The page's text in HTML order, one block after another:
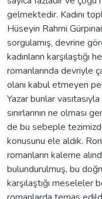
gelmektedir. Kadını
Hüseyin Rahmi
sorgulamış, devrine
kadınların karşılaştığı
romanlarında devriyle
olanı kabul etmeyen
Yazar bunlar
sınırlarının ne olması
de bu sebeple
konusunu ele aldık.
romanların kaleme
bulundurulmuş, bu
karşılaştığı meseleler